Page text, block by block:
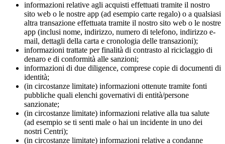
informazioni relative agli acquisti effettuati tramite il nostro
sito web o le nostre app (ad esempio carte regalo) o a qualsiasi
altra transazione effettuata tramite il nostro sito web o le nostre
app (inclusi nome, indirizzo, numero di telefono, indirizzo e-
mail, dettagli della carta e cronologia delle transazioni);
informazioni trattate per finalità di contrasto al riciclaggio di
denaro e di conformità alle sanzioni;
informazioni di due diligence, comprese copie di documenti di
identità;
(in circostanze limitate) informazioni ottenute tramite fonti
pubbliche quali elenchi governativi di entità/persone
sanzionate;
(in circostanze limitate) informazioni relative alla tua salute
(ad esempio se ti senti male o hai un incidente in uno dei
nostri Centri);
(in circostanze limitate) informazioni relative a condanne